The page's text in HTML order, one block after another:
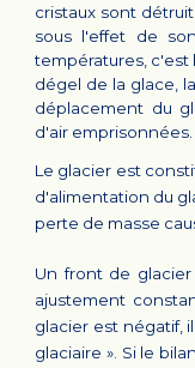
cristaux sont
sous l'effet de
températures, c'est
dégel de la glace,
déplacement du
d'air emprisonnées.
Le glacier est
d'alimentation du
perte de masse
Un front de
ajustement
glacier est négatif,
glaciaire ». Si le